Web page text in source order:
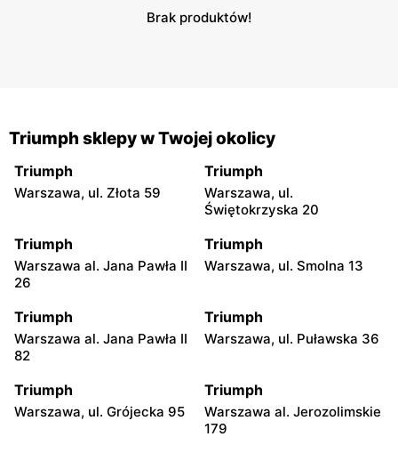
Brak produktów!
Triumph sklepy w Twojej okolicy
Triumph
Warszawa, ul. Złota 59
Triumph
Warszawa, ul.
Świętokrzyska 20
Triumph
Warszawa al. Jana Pawła II
26
Triumph
Warszawa, ul. Smolna 13
Triumph
Warszawa al. Jana Pawła II
82
Triumph
Warszawa, ul. Puławska 36
Triumph
Warszawa, ul. Grójecka 95
Triumph
Warszawa al. Jerozolimskie
179